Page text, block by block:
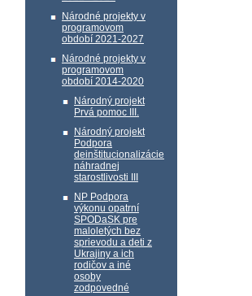
Národné projekty v
programovom
období 2021-2027
Národné projekty v
programovom
období 2014-2020
Národný projekt
Prvá pomoc III.
Národný projekt
Podpora
deinštitucionalizácie
náhradnej
starostlivosti III
NP Podpora
výkonu opatrní
SPODaSK pre
maloletých bez
sprievodu a deti z
Ukrajiny a ich
rodičov a iné
osoby
zodpovedné